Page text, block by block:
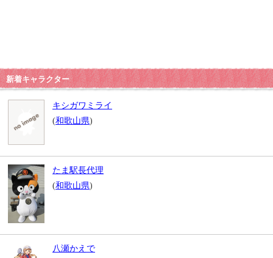
新着キャラクター
キシガワミライ
(和歌山県)
たま駅長代理
(和歌山県)
八瀬かえで